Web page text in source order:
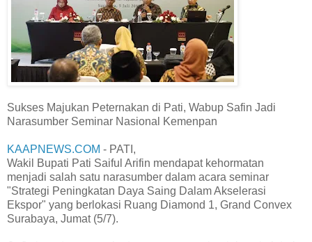
Sukses Majukan Peternakan di Pati, Wabup Safin Jadi
Narasumber Seminar Nasional Kemenpan
KAAPNEWS.COM - PATI,
Wakil Bupati Pati Saiful Arifin mendapat kehormatan
menjadi salah satu narasumber dalam acara seminar
"Strategi Peningkatan Daya Saing Dalam Akselerasi
Ekspor" yang berlokasi Ruang Diamond 1, Grand Convex
Surabaya, Jumat (5/7).